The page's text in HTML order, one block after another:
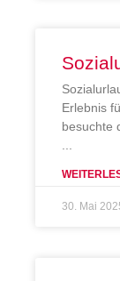
Erlebnis
besuchte
30. Mai